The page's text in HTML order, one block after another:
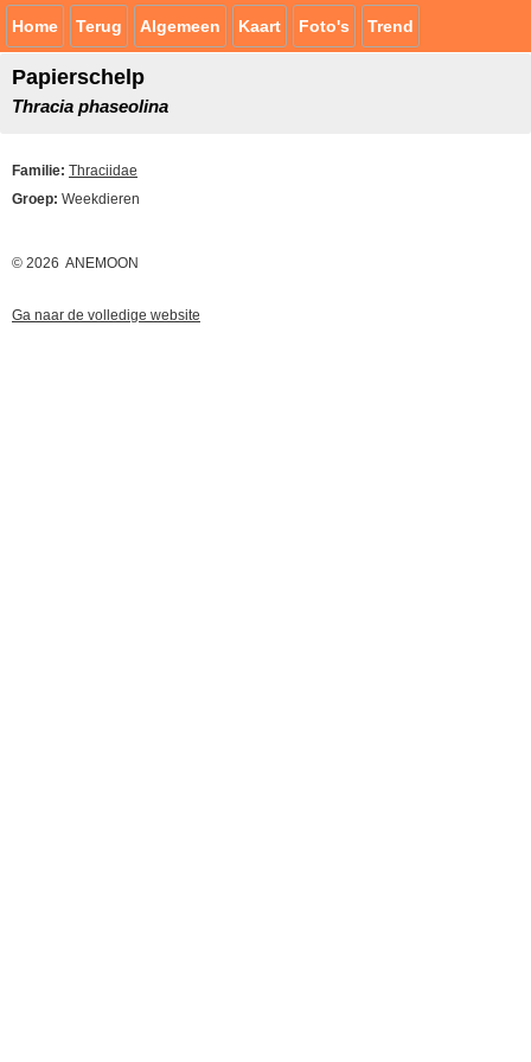
Home Terug Algemeen Kaart Foto's Trend
Papierschelp
Thracia phaseolina
Familie: Thraciidae
Groep: Weekdieren
© 2026 ANEMOON
Ga naar de volledige website